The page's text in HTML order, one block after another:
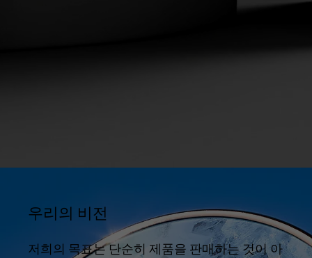
우리의 비전
저희의 목표는 단순히 제품을 판매하는 것이 아